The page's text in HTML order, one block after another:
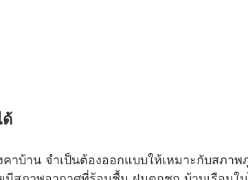
ด้
าบ้าน จำเป็นต้องออกแบบให้เหมาะกับสภาพ